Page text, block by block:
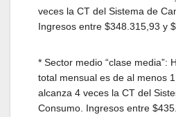
veces la CT del Sistema de
Ingresos entre $348.315,93 y
* Sector medio “clase media”:
total mensual es de al menos
alcanza 4 veces la CT del
Consumo. Ingresos entre